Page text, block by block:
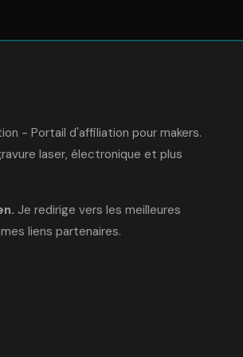
- Portail d'affiliation pour makers.
laser, électronique et plus
Je redirige vers les meilleures
liens partenaires.